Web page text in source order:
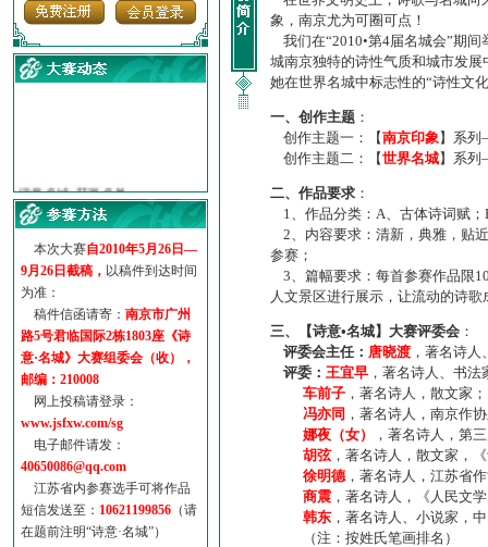
·【诗意·名城】地铁展示作...
诗意名城·地铁时间
参赛作品多达5000多首
“诗意·名城”晒诗会
特别通知--致广大诗词爱好...
本次大赛自2010年5月26日—
9月26日截稿， 以稿件到达时间
为准：
稿件信函请寄： 南京市广州
路5号君临国际2栋1803座《诗
意·名城》大赛组委会（收），
邮编：210008
网上投稿请登录：
www.jsfxw.com/sg
电子邮件请发：
40650086@qq.com
江苏省内参赛选手可将作品
短信发送至： 10621199856 （请
在题前注明“诗意·名城”）
象，南京尤为可圈可点！
我们在“2010•第4届名城会”期
城南京独特的诗性气质和城市发
她在世界名城中标志性的“诗性文
一、创作主题 ：
创作主题一：【南京印象】系
创作主题二：【世界名城】系
二、作品要求 ：
1、作品分类：A、古体诗词赋；
2、内容要求：清新，典雅，贴
参赛；
3、篇幅要求：每首参赛作品限
人文景区进行展示，让流动的诗
三、【诗意•名城】大赛评委会 ：
评委会主任： 唐晓渡 ，著名诗
评委： 王宜早 ，著名诗人、书
车前子 ，著名诗人，散文家；
冯亦同 ，著名诗人，南京作
娜夜（女）
，著名诗人，第
胡弦，著名诗人，散文家，
徐明德，著名诗人，江苏省
商震 ，著名诗人，《人民文
韩东 ，著名诗人、小说家，
（注：按姓氏笔画排名）